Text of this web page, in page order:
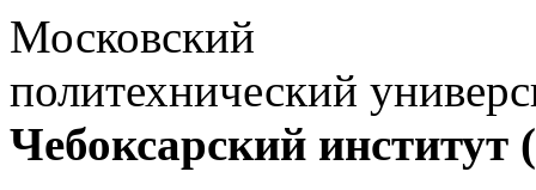
Московский
политехнический
Чебоксарский институт